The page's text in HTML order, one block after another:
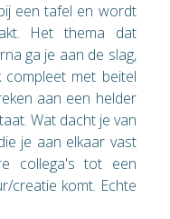
een tafel en wordt
Het thema dat
ga je aan de slag,
met beitel
aan een helder
Wat dacht je van
je aan elkaar vast
collega's tot een
creatie komt. Echte